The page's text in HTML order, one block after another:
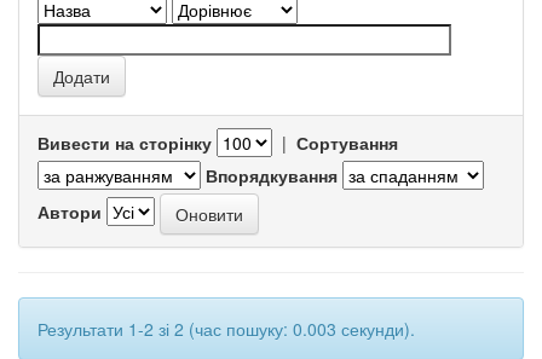
Вивести на сторінку | Сортування
Впорядкування
Автори
Результати 1-2 зі 2 (час пошуку: 0.003 секунди).